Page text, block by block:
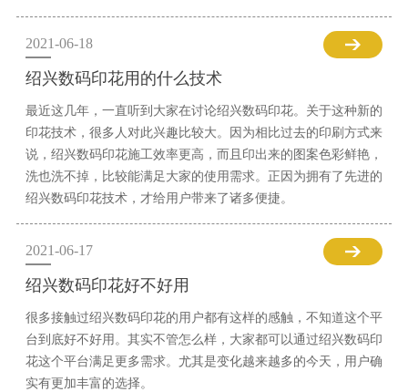
2021-06-18
绍兴数码印花用的什么技术
最近这几年，一直听到大家在讨论绍兴数码印花。关于这种新的
印花技术，很多人对此兴趣比较大。因为相比过去的印刷方式来
说，绍兴数码印花施工效率更高，而且印出来的图案色彩鲜艳，
洗也洗不掉，比较能满足大家的使用需求。正因为拥有了先进的
绍兴数码印花技术，才给用户带来了诸多便捷。
2021-06-17
绍兴数码印花好不好用
很多接触过绍兴数码印花的用户都有这样的感触，不知道这个平
台到底好不好用。其实不管怎么样，大家都可以通过绍兴数码印
花这个平台满足更多需求。尤其是变化越来越多的今天，用户确
实有更加丰富的选择。